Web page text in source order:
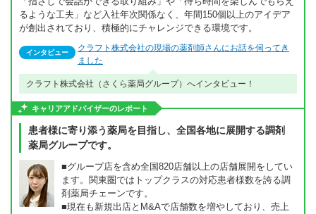
るような工夫」など入社年次関係なく、年間150個以上のアイデア
が創出されており、積極的にチャレンジできる環境です。
インタビュー
クラフト株式会社の現場の薬剤師さんにお話を伺ってき
ました
クラフト株式会社（さくら薬局グループ）へインタビュー！
キャリアアドバイザーのレポート
患者様に寄り添う薬局を目指し、全国各地に展開する調剤
薬局グループです。
■グループ店を含め全国820店舗以上の店舗展開をしてい
ます。関東圏ではトップクラスの対応患者様数を誇る調
剤薬局チェーンです。
■現在も新規出店とM&Aで店舗数を増やしており、売上